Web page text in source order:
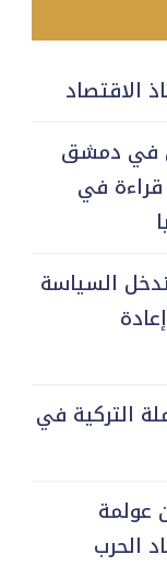
الاقتصاد
في دمشق
قراءة في
السياسة
التركية في
عولمة
الحرب